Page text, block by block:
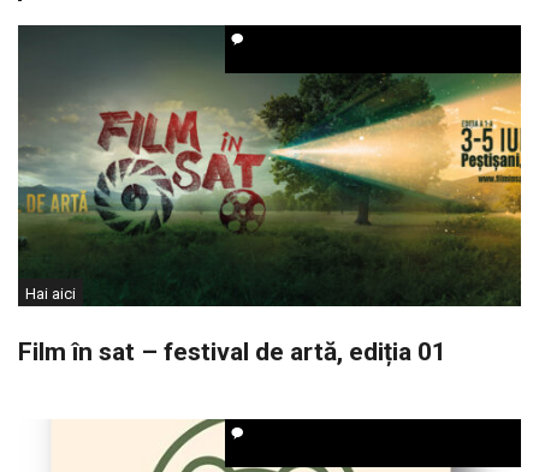
Hai aici
Film în sat – festival de artă, ediția 01